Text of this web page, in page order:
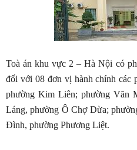
Toà án khu vực 2 – Hà Nội có
đối với 08 đơn vị hành chính các
phường Kim Liên; phường Văn
Láng, phường Ô Chợ Dừa;
Đình, phường Phương Liệt.